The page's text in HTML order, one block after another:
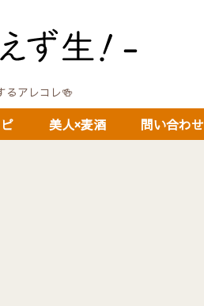
アレコレ🍻
美人×麦酒 問い合わせ